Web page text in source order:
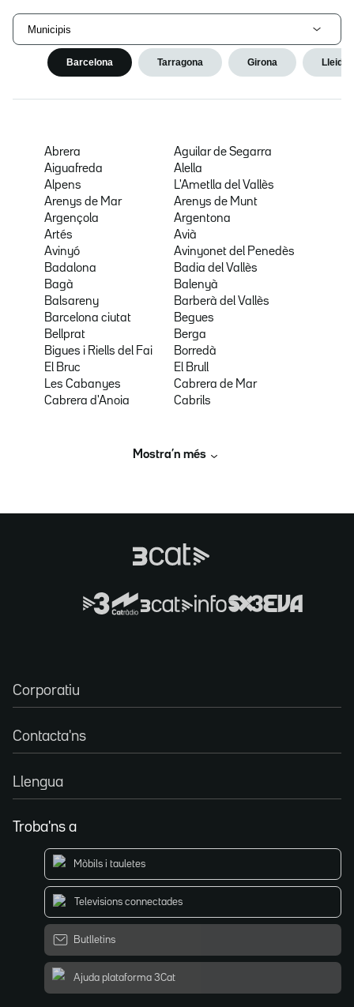
Municipis
Barcelona Tarragona Girona Lleida
Abrera
Aguilar de Segarra
Aiguafreda
Alella
Alpens
L'Ametlla del Vallès
Arenys de Mar
Arenys de Munt
Argençola
Argentona
Artés
Avià
Avinyó
Avinyonet del Penedès
Badalona
Badia del Vallès
Bagà
Balenyà
Balsareny
Barberà del Vallès
Barcelona ciutat
Begues
Bellprat
Berga
Bigues i Riells del Fai
Borredà
El Bruc
El Brull
Les Cabanyes
Cabrera de Mar
Cabrera d'Anoia
Cabrils
Mostra’n més
Corporatiu
Contacta'ns
Llengua
Troba'ns a
Mòbils i tauletes
Televisions connectades
Butlletins
Ajuda plataforma 3Cat